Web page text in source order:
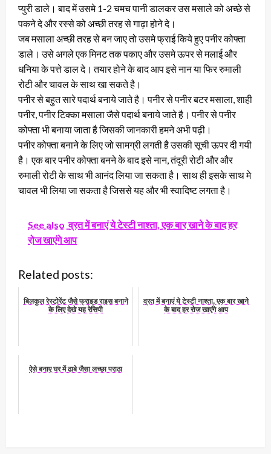
प्युरी डाले। बाद में उसमे 1-2 चमच पानी डालकर उस मसाले को अच्छे से
पकने दे और रस्से को अच्छी तरह से गाढ़ा होने दे।
जब मसाला अच्छी तरह से बन जाए तो उसमे फ्राई किये हुए पनीर कोफ्ता
डाले। उसे अगले एक मिनट तक पकाए और उसमे ऊपर से मलाई और
धनिया के पत्ते डाल दे। तयार होने के बाद आप इसे नान या फिर रुमाली
रोटी और चावल के साथ खा सकते है।
पनीर से बहुत सारे पदार्थ बनाये जाते है। पनीर से पनीर बटर मसाला, शाही
पनीर, पनीर टिक्का मसाला जैसे पदार्थ बनाये जाते है। पनीर से पनीर
कोफ्ता भी बनाया जाता है जिसकी जानकारी हमने अभी पढ़ी।
पनीर कोफ्ता बनाने के लिए जो सामग्री लगती है उसकी सूची ऊपर दी गयी
है। एक बार पनीर कोफ्ता बनने के बाद इसे नान, तंदूरी रोटी और और
रुमाली रोटी के साथ भी आनंद लिया जा सकता है। साथ ही इसके साथ मे
चावल भी लिया जा सकता है जिससे यह और भी स्वादिष्ट लगता है।
See also व्रत में बनाएं ये टेस्टी नाश्ता, एक बार खाने के बाद हर
रोज खाएंगे आप
Related posts:
बिलकुल रेस्टोरेंट जैसे फ्राइड राइस बनाने
के लिए देखे यह रेसिपी
व्रत में बनाएं ये टेस्टी नाश्ता, एक बार खाने
के बाद हर रोज खाएंगे आप
ऐसे बनाए घर में ढाबे जैसा लच्छा पराठा